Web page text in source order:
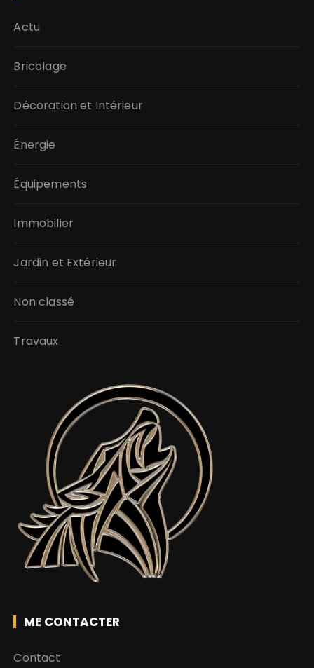
Actu
Bricolage
Décoration et Intérieur
Énergie
Équipements
Immobilier
Jardin et Extérieur
Non classé
Travaux
ME CONTACTER
Contact